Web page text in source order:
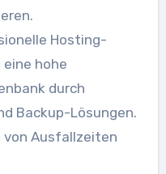
Hosting-
hohe
durch
Backup-Lösungen.
von Ausfallzeiten